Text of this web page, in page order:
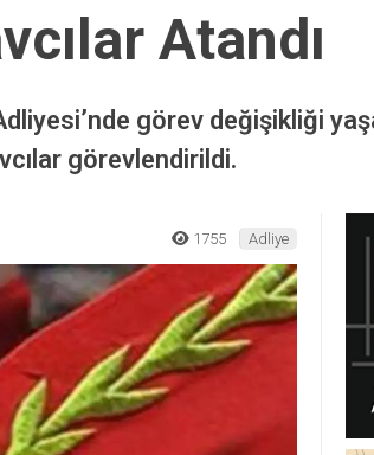
Atandı
görev değişikliği
görevlendirildi.
1755 Adliye